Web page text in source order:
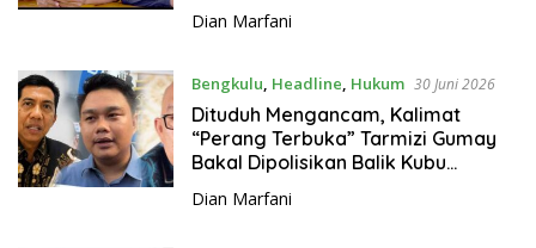
Dian Marfani
Bengkulu Headline Hukum 30 Juni 2026
Dituduh Mengancam, Kalimat
“Perang Terbuka” Tarmizi Gumay
Bakal Dipolisikan Balik Kubu
Dian Marfani